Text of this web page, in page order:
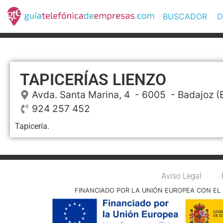
BUSCADOR
TAPICERÍAS LIENZO
Avda. Santa Marina, 4 - 6005 - Badajoz
924 257 452
Tapicería.
Aviso Legal
FINANCIADO POR LA UNIÓN EUROPEA CON